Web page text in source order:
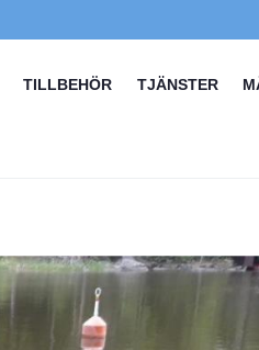
TILLBEHÖR TJÄNSTER